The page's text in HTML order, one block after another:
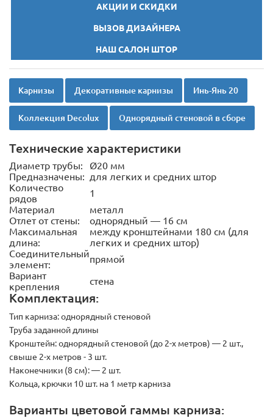
АКЦИИ И СКИДКИ
ВЫЗОВ ДИЗАЙНЕРА
НАШ САЛОН ШТОР
Карнизы Декоративные карнизы Инь-Янь 20
Коллекция Decolux Однорядный стеновой в сборе
Технические характеристики
Диаметр трубы:
Ø20 мм
Предназначены: для легких и средних штор
Количество
рядов
1
Материал
металл
Отлет от стены:
однорядный — 16 см
Максимальная
длина:
между кронштейнами 180 см (для
легких и средних штор)
Соединительный
элемент:
прямой
Вариант
крепления
стена
Комплектация:
Тип карниза:однорядный стеновой
Труба заданной длины
Кронштейн:однорядный стеновой (до 2-х метров) — 2 шт.,
свыше 2-х метров - 3 шт.
Наконечники (8 см):— 2 шт.
Кольца, крючки 10 шт. на 1 метр карниза
Варианты цветовой гаммы карниза: